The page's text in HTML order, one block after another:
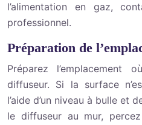
l’alimentation en gaz,
professionnel.
Préparation de
Préparez l’emplacement
diffuseur. Si la surface
l’aide d’un niveau à bulle et
le diffuseur au mur,